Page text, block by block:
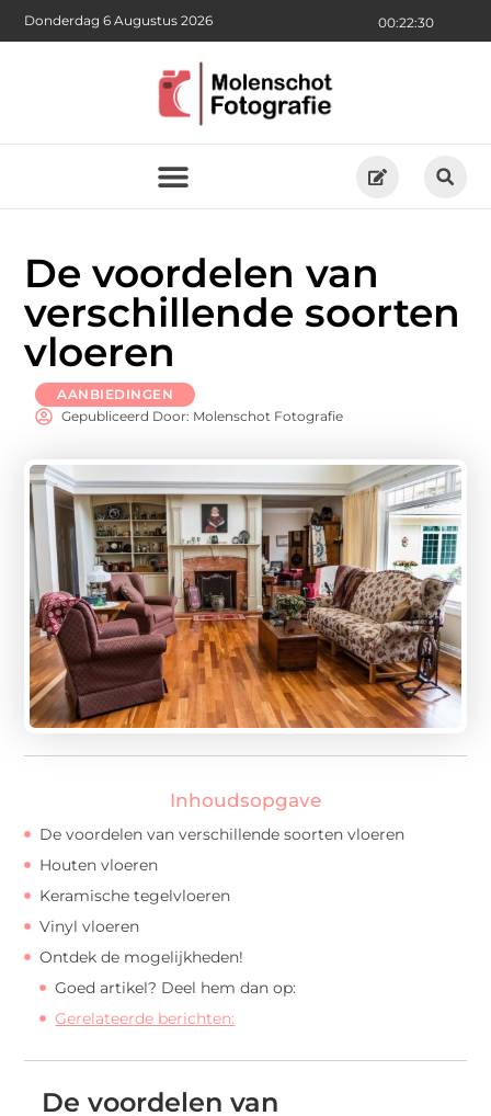
00:22:32
Donderdag 6 Augustus 2026
De voordelen van
verschillende soorten
vloeren
AANBIEDINGEN
Gepubliceerd Door: Molenschot Fotografie
Inhoudsopgave
De voordelen van verschillende soorten vloeren
Houten vloeren
Keramische tegelvloeren
Vinyl vloeren
Ontdek de mogelijkheden!
Goed artikel? Deel hem dan op:
Gerelateerde berichten:
De voordelen van